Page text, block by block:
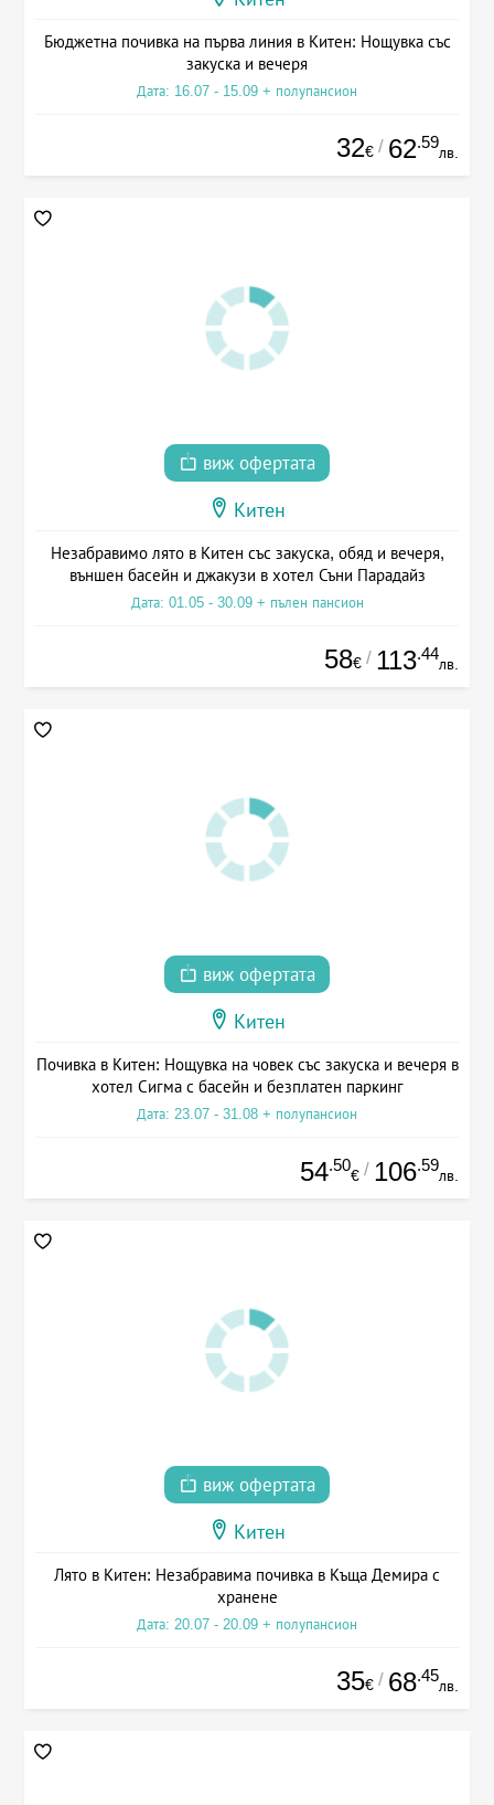
Бюджетна почивка на първа линия в Китен: Нощувка със
закуска и вечеря
Дата: 16.07 - 15.09 + полупансион
32€ / 62.59
лв.
виж офертата
Китен
Незабравимо лято в Китен със закуска, обяд и вечеря,
външен басейн и джакузи в хотел Съни Парадайз
Дата: 01.05 - 30.09 + пълен пансион
58€ / 113.44
лв.
виж офертата
Китен
Почивка в Китен: Нощувка на човек със закуска и вечеря в
хотел Сигма с басейн и безплатен паркинг
Дата: 23.07 - 31.08 + полупансион
54.50
€ / 106.59
лв.
виж офертата
Китен
Лято в Китен: Незабравима почивка в Къща Демира с
хранене
Дата: 20.07 - 20.09 + полупансион
35€ / 68.45
лв.